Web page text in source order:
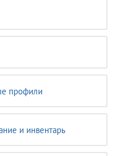
профили
и инвентарь